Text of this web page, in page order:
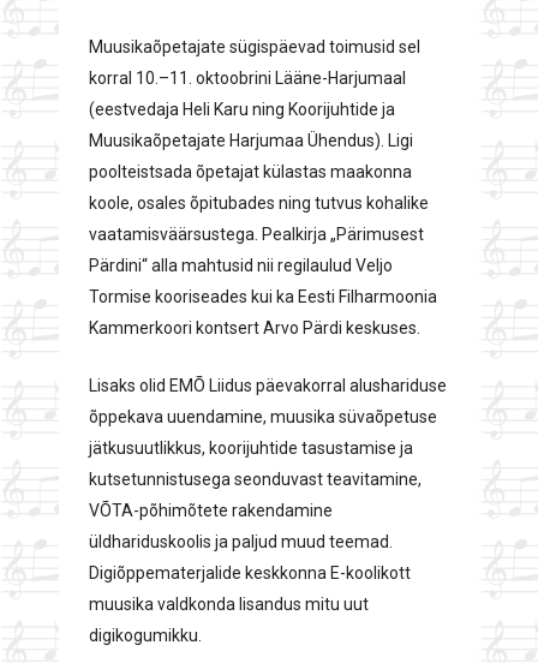
Muusikaõpetajate sügispäevad toimusid sel
korral 10.–11. oktoobrini Lääne-Harjumaal
(eestvedaja Heli Karu ning Koorijuhtide ja
Muusikaõpetajate Harjumaa Ühendus). Ligi
poolteistsada õpetajat külastas maakonna
koole, osales õpitubades ning tutvus kohalike
vaatamisväärsustega. Pealkirja „Pärimusest
Pärdini“ alla mahtusid nii regilaulud Veljo
Tormise kooriseades kui ka Eesti Filharmoonia
Kammerkoori kontsert Arvo Pärdi keskuses.
Lisaks olid EMÕ Liidus päevakorral alushariduse
õppekava uuendamine, muusika süvaõpetuse
jätkusuutlikkus, koorijuhtide tasustamise ja
kutsetunnistusega seonduvast teavitamine,
VÕTA-põhimõtete rakendamine
üldhariduskoolis ja paljud muud teemad.
Digiõppematerjalide keskkonna E-koolikott
muusika valdkonda lisandus mitu uut
digikogumikku.